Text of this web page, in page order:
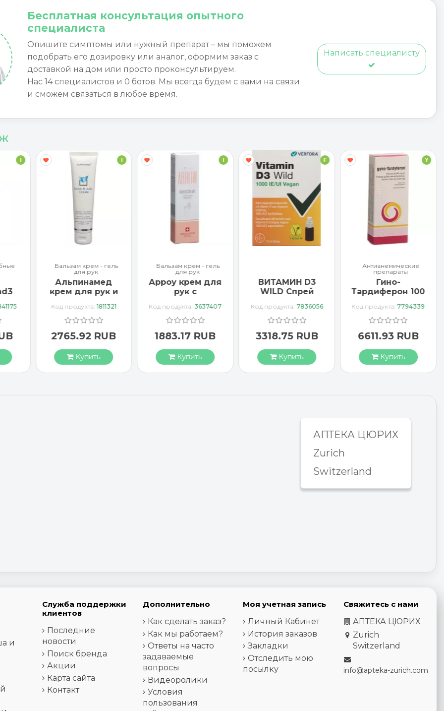
Бесплатная консультация опытного
специалиста
Опишите симптомы или нужный препарат – мы поможем
подобрать его дозировку или аналог, оформим заказ с
доставкой на дом или просто проконсультируем.
Нас 14 специалистов и 0 ботов. Мы всегда будем с вами на связи
и сможем связаться в любое время.
Написать специалисту
I I
Бальзам крем - гель
для рук
Альпинамед
крем для рук и
Примулы
вечерней 100 мл
Код продукта:1811321
2765.92 RUB
Купить
I
Бальзам крем - гель
для рук
Арроу крем для
рук с
маслом 65 мл
Код продукта:3637407
1883.17 RUB
Купить
F
ВИТАМИН D3
WILD Спрей
веганский
Код продукта: 7836056
3318.75 RUB
Купить
Y
Антианемические
препараты
Гино-
Тардиферон 100
Код продукта:7794339
6611.93 RUB
Купить
АПТЕКА ЦЮРИХ
Zurich
Switzerland
и
Служба поддержки
клиентов
Последние
новости
Поиск бренда
Акции
Карта сайта
Контакт
Дополнительно
Как сделать заказ?
Как мы работаем?
Ответы на часто
задаваемые
вопросы
Видеоролики
Условия
пользования
Моя учетная запись
Личный Кабинет
История заказов
Закладки
Отследить мою
посылку
Свяжитесь с нами
АПТЕКА ЦЮРИХ
Zurich
Switzerland
info@apteka-zurich.com